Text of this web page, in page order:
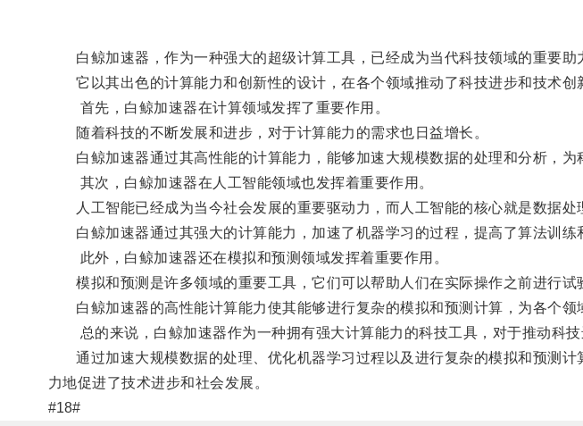
白鲸加速器，作为一种强大的超级计算工具，已经成为当代科技领域的重要助
它以其出色的计算能力和创新性的设计，在各个领域推动了科技进步和技术创
首先，白鲸加速器在计算领域发挥了重要作用。
随着科技的不断发展和进步，对于计算能力的需求也日益增长。
白鲸加速器通过其高性能的计算能力，能够加速大规模数据的处理和分析，为
其次，白鲸加速器在人工智能领域也发挥着重要作用。
人工智能已经成为当今社会发展的重要驱动力，而人工智能的核心就是数据处
白鲸加速器通过其强大的计算能力，加速了机器学习的过程，提高了算法训练
此外，白鲸加速器还在模拟和预测领域发挥着重要作用。
模拟和预测是许多领域的重要工具，它们可以帮助人们在实际操作之前进行试
白鲸加速器的高性能计算能力使其能够进行复杂的模拟和预测计算，为各个领
总的来说，白鲸加速器作为一种拥有强大计算能力的科技工具，对于推动科技
通过加速大规模数据的处理、优化机器学习过程以及进行复杂的模拟和预测计
力地促进了技术进步和社会发展。
#18#